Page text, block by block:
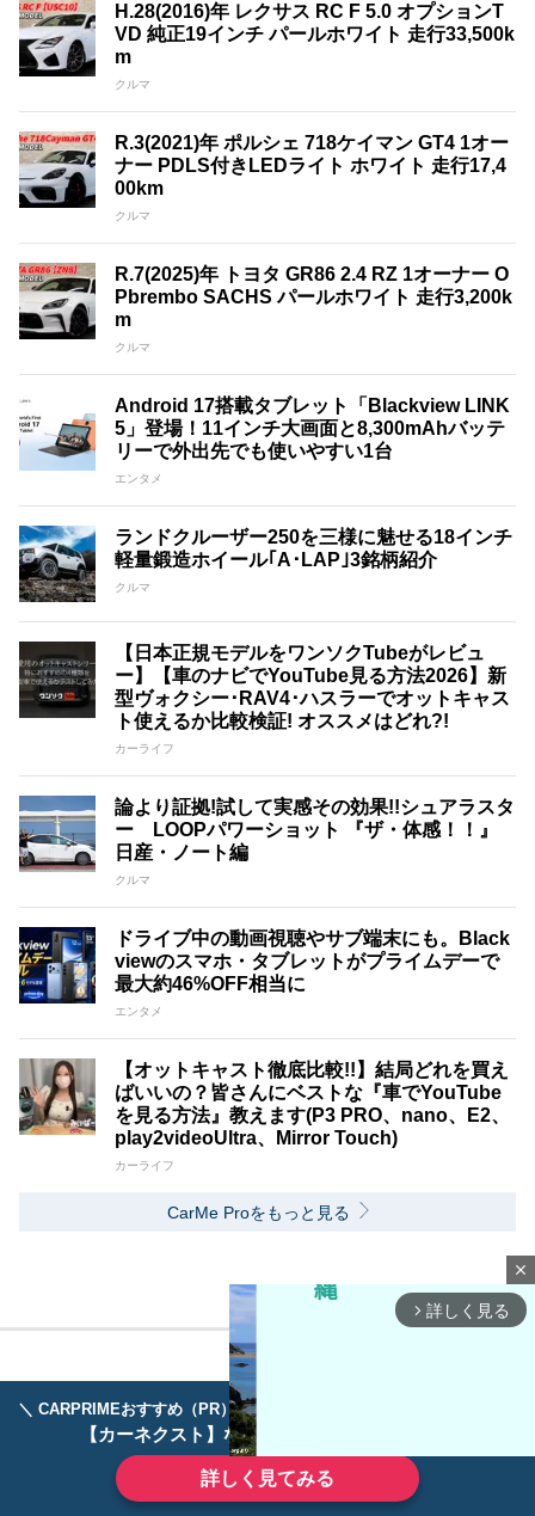
＼ CARPRIMEおすすめ（PR） ／
【カーネクスト】ならどんなクルマも高価買取
詳しく見てみる
H.28(2016)年 レクサス RC F 5.0 オプションT
VD 純正19インチ パールホワイト 走行33,500k
m
クルマ
R.3(2021)年 ポルシェ 718ケイマン GT4 1オー
ナー PDLS付きLEDライト ホワイト 走行17,4
00km
クルマ
R.7(2025)年 トヨタ GR86 2.4 RZ 1オーナー O
Pbrembo SACHS パールホワイト 走行3,200k
m
クルマ
Android 17搭載タブレット「Blackview LINK
5」登場！11インチ大画面と8,300mAhバッテ
リーで外出先でも使いやすい1台
エンタメ
ランドクルーザー250を三様に魅せる18インチ
軽量鍛造ホイール｢A･LAP｣3銘柄紹介
クルマ
【日本正規モデルをワンソクTubeがレビュ
ー】【車のナビでYouTube見る方法2026】新
型ヴォクシー･RAV4･ハスラーでオットキャス
ト使えるか比較検証! オススメはどれ?!
カーライフ
論より証拠!試して実感その効果!!シュアラスタ
ー LOOPパワーショット 『ザ・体感！！』
日産・ノート編
クルマ
ドライブ中の動画視聴やサブ端末にも。Black
viewのスマホ・タブレットがプライムデーで
最大約46%OFF相当に
エンタメ
【オットキャスト徹底比較!!】結局どれを買え
ばいいの？皆さんにベストな『車でYouTube
を見る方法』教えます(P3 PRO、nano、E2、
play2videoUltra、Mirror Touch)
カーライフ
CarMe Proをもっと見る
close
arrow_forward_ios 詳しく見る